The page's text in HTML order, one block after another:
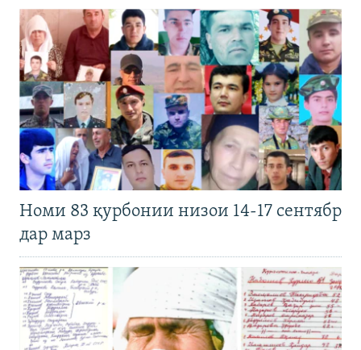
Номи 83 қурбонии низои 14-17 сентябр
дар марз